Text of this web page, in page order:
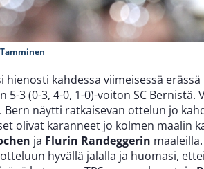
hienosti kahdessa viimeisessä
5-3 (0-3, 4-0, 1-0)-voiton SC
Bern näytti ratkaisevan ottelun jo
olivat karanneet jo kolmen maalin
ja Flurin Randeggerin
hyvällä jalalla ja huomasi,